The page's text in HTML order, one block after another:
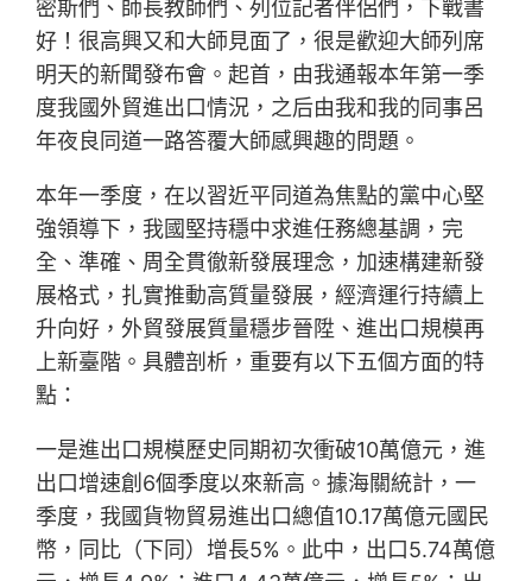
密斯們、師長教師們、列位記者伴侶們，下戰書
好！很高興又和大師見面了，很是歡迎大師列席
明天的新聞發布會。起首，由我通報本年第一季
度我國外貿進出口情況，之后由我和我的同事呂
年夜良同道一路答覆大師感興趣的問題。
本年一季度，在以習近平同道為焦點的黨中心堅
強領導下，我國堅持穩中求進任務總基調，完
全、準確、周全貫徹新發展理念，加速構建新發
展格式，扎實推動高質量發展，經濟運行持續上
升向好，外貿發展質量穩步晉陞、進出口規模再
上新臺階。具體剖析，重要有以下五個方面的特
點：
一是進出口規模歷史同期初次衝破10萬億元，進
出口增速創6個季度以來新高。據海關統計，一
季度，我國貨物貿易進出口總值10.17萬億元國民
幣，同比（下同）增長5%。此中，出口5.74萬億